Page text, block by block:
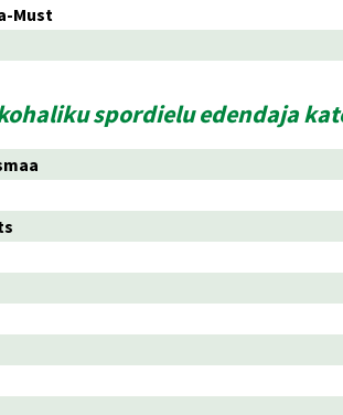
Must
spordielu edendaja